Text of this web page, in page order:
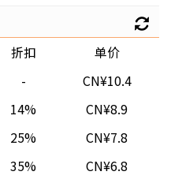
折扣
单价
-
CN¥10.4
14%
CN¥8.9
25%
CN¥7.8
35%
CN¥6.8